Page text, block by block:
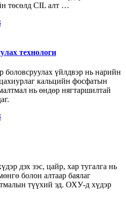
төсөлд CIL алт …
технологи
үйлдвэр нь нарийн
кальцийн фосфатын
нь өндөр нягтаршилтай
дэх зэс, цайр, хар тугалга нь
болон алтаар баялаг
түүхий эд. ОХУ-д хүдэр